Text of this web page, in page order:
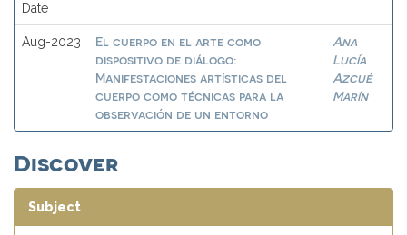
Date
Aug-2023
El cuerpo en el arte como
dispositivo de diálogo:
Manifestaciones artísticas del
cuerpo como técnicas para la
observación de un entorno
Ana
Lucía
Azcué
Marín
Discover
Subject